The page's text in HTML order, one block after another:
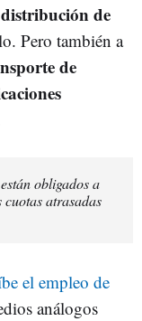
de
Pero también a
de
obligados a
atrasadas
el empleo de
análogos